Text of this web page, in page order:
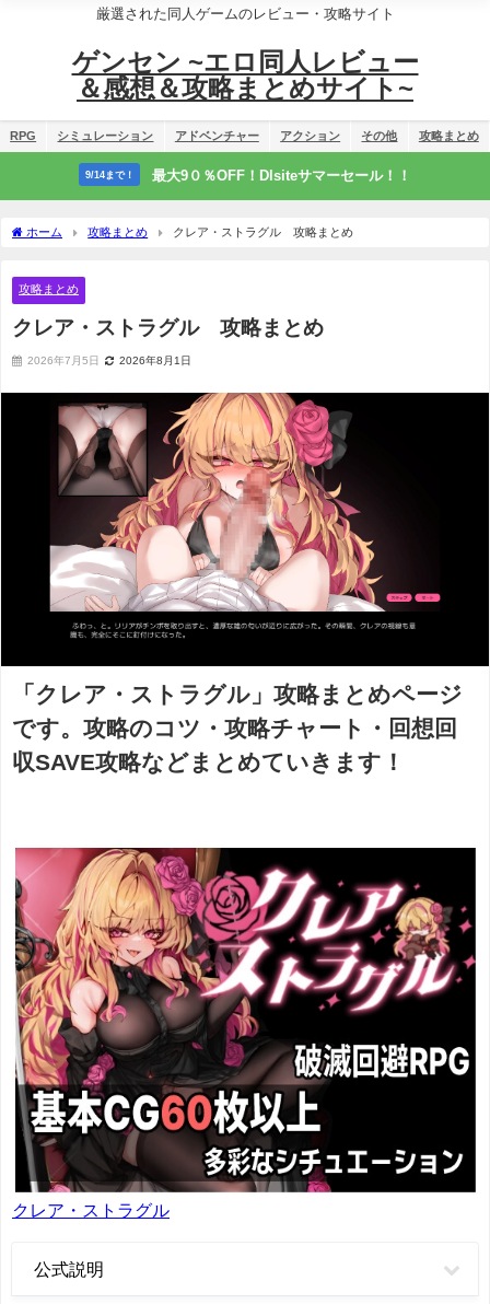
厳選された同人ゲームのレビュー・攻略サイト
ゲンセン ~エロ同人レビュー
＆感想＆攻略まとめサイト~
RPG シミュレーション アドベンチャー アクション その他 攻略まとめ
9/14まで！ 最大9０％OFF！Dlsiteサマーセール！！
ホーム 攻略まとめ クレア・ストラグル 攻略まとめ
攻略まとめ
クレア・ストラグル 攻略まとめ
2026年7月5日 2026年8月1日
「クレア・ストラグル」攻略まとめページ
です。攻略のコツ・攻略チャート・回想回
収SAVE攻略などまとめていきます！
クレア・ストラグル
公式説明